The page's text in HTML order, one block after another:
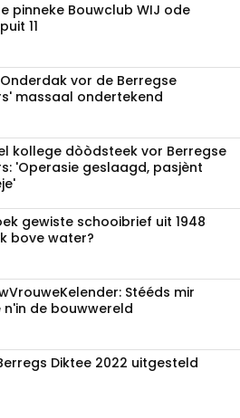
pinneke Bouwclub WIJ ode
11
vor de Berregse
massaal ondertekend
kollege dòòdsteek vor Berregse
'Operasie geslaagd, pasjènt
gewiste schooibrief uit 1948
bove water?
Stééds mir
n'in de bouwwereld
Diktee 2022 uitgesteld